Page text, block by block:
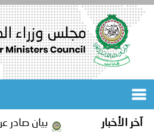
الرئيسية
آخر الأخبار بيان صادر عن